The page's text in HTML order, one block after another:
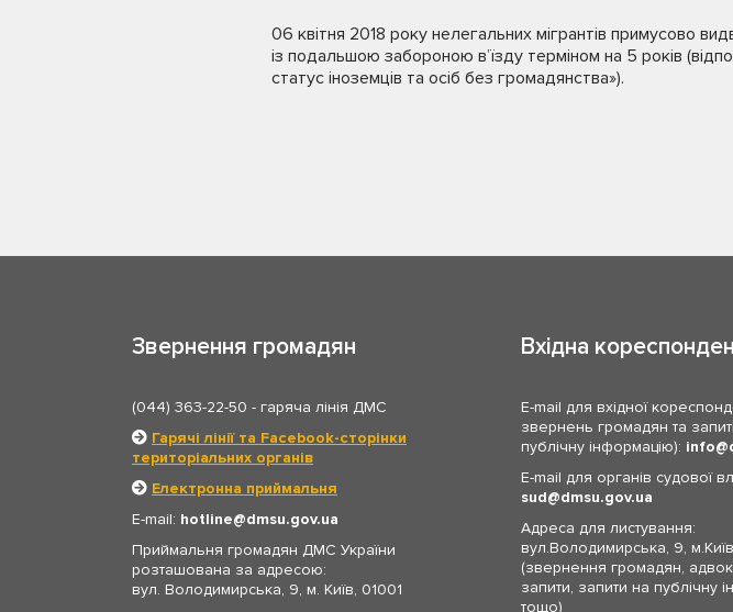
06 квітня 2018 року нелегальних мігрантів примусово
із подальшою забороною в’їзду терміном на 5 років
статус іноземців та осіб без громадянства»).
Звернення громадян
(044) 363-22-50 - гаряча лінія ДМС
Гарячі лінії та Facebook-сторінки
територіальних органів
Електронна приймальня
E-mail: hotline
dmsu.gov.ua
Приймальня громадян ДМС України
розташована за адресою:
вул. Володимирська, 9, м. Київ, 01001
Вхідна
E-mail для вхідної
звернень громадян та
публічну інформацію): info
E-mail для органів судової
sud
dmsu.gov.ua
Адреса для листування:
вул.Володимирська, 9,
(звернення громадян,
запити, запити на публічну
тощо)